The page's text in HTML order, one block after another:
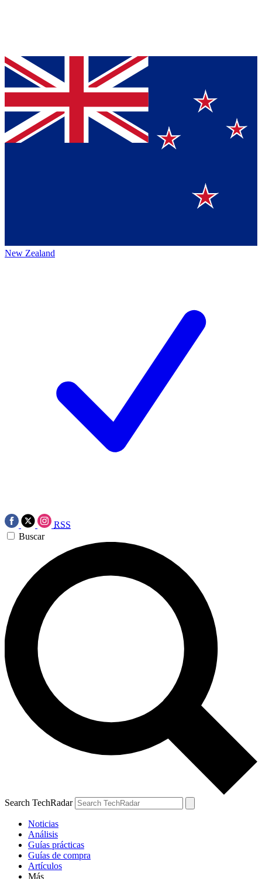
New Zealand
RSS
Buscar
Search TechRadar
Noticias
Análisis
Guías prácticas
Guías de compra
Artículos
Más